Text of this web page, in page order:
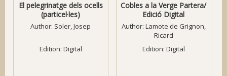
El pelegrinatge dels ocells
(particel·les)
Author: Soler, Josep
Edition: Digital
Cobles a la Verge Partera/
Edició Digital
Author: Lamote de Grignon,
Ricard
Edition: Digital